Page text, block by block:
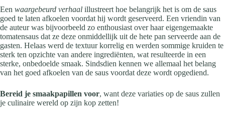
Een waargebeurd verhaal illustreert hoe belangrijk het is om de saus
goed te laten afkoelen voordat hij wordt geserveerd. Een vriendin van
de auteur was bijvoorbeeld zo enthousiast over haar eigengemaakte
tomatensaus dat ze deze onmiddellijk uit de hete pan serveerde aan de
gasten. Helaas werd de textuur korrelig en werden sommige kruiden te
sterk ten opzichte van andere ingrediënten, wat resulteerde in een
sterke, onbedoelde smaak. Sindsdien kennen we allemaal het belang
van het goed afkoelen van de saus voordat deze wordt opgediend.
Bereid je smaakpapillen voor, want deze variaties op de saus zullen
je culinaire wereld op zijn kop zetten!